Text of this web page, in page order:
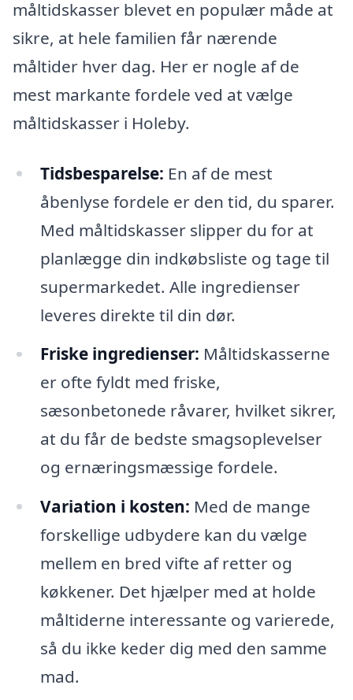
måltidskasser blevet en populær måde at
sikre, at hele familien får nærende
måltider hver dag. Her er nogle af de
mest markante fordele ved at vælge
måltidskasser i Holeby.
Tidsbesparelse: En af de mest
åbenlyse fordele er den tid, du sparer.
Med måltidskasser slipper du for at
planlægge din indkøbsliste og tage til
supermarkedet. Alle ingredienser
leveres direkte til din dør.
Friske ingredienser: Måltidskasserne
er ofte fyldt med friske,
sæsonbetonede råvarer, hvilket sikrer,
at du får de bedste smagsoplevelser
og ernæringsmæssige fordele.
Variation i kosten: Med de mange
forskellige udbydere kan du vælge
mellem en bred vifte af retter og
køkkener. Det hjælper med at holde
måltiderne interessante og varierede,
så du ikke keder dig med den samme
mad.